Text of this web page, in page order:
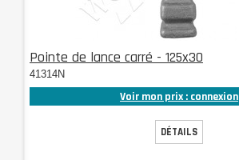
Pointe de lance carré - 125x30
41314N
Voir mon prix : connexion
DÉTAILS